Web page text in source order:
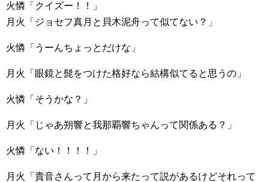
火憐「クイズー！！」
月火「ジョセフ真月と貝木泥舟って似てない？」
火憐「うーんちょっとだけな」
月火「眼鏡と髭をつけた格好なら結構似てると思うの」
火憐「そうかな？」
月火「じゃあ朔響と我那覇響ちゃんって関係ある？」
火憐「ない！！！！」
月火「貴音さんって月から来たって説があるけどそれって